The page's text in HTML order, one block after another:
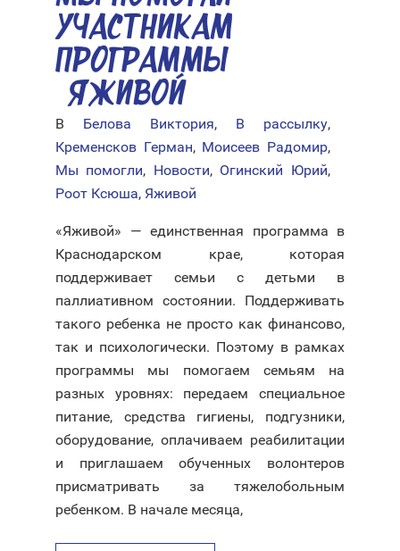
УЧАСТНИКАМ
ПРОГРАММЫ
«ЯЖИВОЙ»
В Белова Виктория, В рассылку,
Кременсков Герман, Моисеев Радомир,
Мы помогли, Новости, Огинский Юрий,
Роот Ксюша, Яживой
«Яживой» — единственная программа в
Краснодарском крае, которая
поддерживает семьи с детьми в
паллиативном состоянии. Поддерживать
такого ребенка не просто как финансово,
так и психологически. Поэтому в рамках
программы мы помогаем семьям на
разных уровнях: передаем специальное
питание, средства гигиены, подгузники,
оборудование, оплачиваем реабилитации
и приглашаем обученных волонтеров
присматривать за тяжелобольным
ребенком. В начале месяца,